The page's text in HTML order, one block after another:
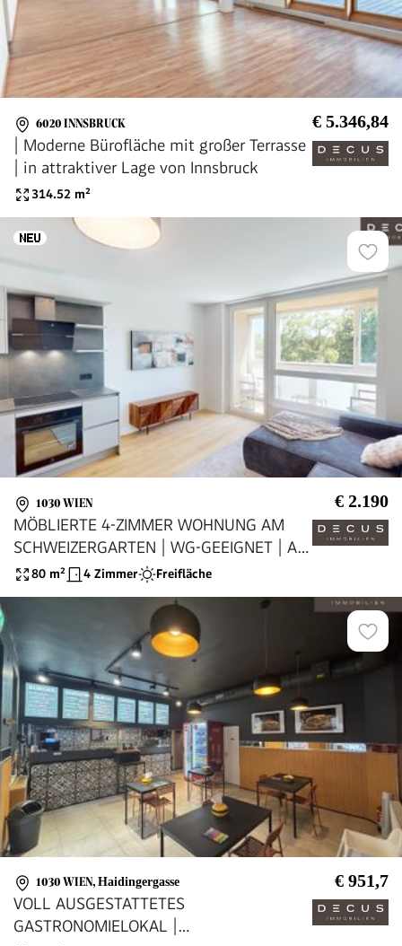
6020 INNSBRUCK € 5.346,84
| Moderne Bürofläche mit großer Terrasse
| in attraktiver Lage von Innsbruck
314.52 m²
1030 WIEN € 2.190
MÖBLIERTE 4-ZIMMER WOHNUNG AM
SCHWEIZERGARTEN | WG-GEEIGNET | AB
SOFORT
80 m² 4 Zimmer Freifläche
1030 WIEN, Haidingergasse € 951,7
VOLL AUSGESTATTETES
GASTRONOMIELOKAL |